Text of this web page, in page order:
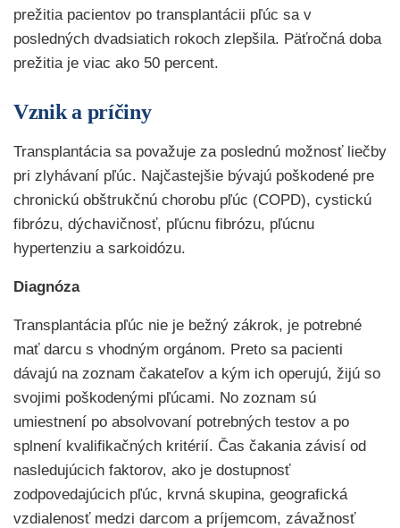
prežitia pacientov po transplantácii pľúc sa v
posledných dvadsiatich rokoch zlepšila. Päťročná doba
prežitia je viac ako 50 percent.
Vznik a príčiny
Transplantácia sa považuje za poslednú možnosť liečby
pri zlyhávaní pľúc. Najčastejšie bývajú poškodené pre
chronickú obštrukčnú chorobu pľúc (COPD), cystickú
fibrózu, dýchavičnosť, pľúcnu fibrózu, pľúcnu
hypertenziu a sarkoidózu.
Diagnóza
Transplantácia pľúc nie je bežný zákrok, je potrebné
mať darcu s vhodným orgánom. Preto sa pacienti
dávajú na zoznam čakateľov a kým ich operujú, žijú so
svojimi poškodenými pľúcami. No zoznam sú
umiestnení po absolvovaní potrebných testov a po
splnení kvalifikačných kritérií. Čas čakania závisí od
nasledujúcich faktorov, ako je dostupnosť
zodpovedajúcich pľúc, krvná skupina, geografická
vzdialenosť medzi darcom a príjemcom, závažnosť